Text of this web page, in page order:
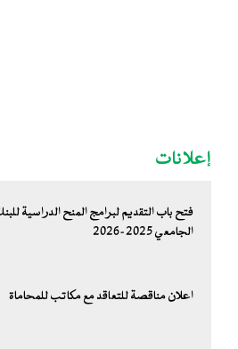
إعلانات
فتح باب التقديم لبرامج المنح الدراسية
الجامعي 2025-2026
اعلان مناقصة للتعاقد مع مكاتب للمحاماة